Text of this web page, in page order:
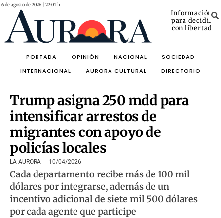
6 de agosto de 2026 | 22:01 h
Información
para decidir
con libertad
PORTADA OPINIÓN NACIONAL
SOCIEDAD
INTERNACIONAL
AURORA CULTURAL DIRECTORIO
Trump asigna 250 mdd para
intensificar arrestos de
migrantes con apoyo de
policías locales
LA AURORA 10/04/2026
Cada departamento recibe más de 100 mil
dólares por integrarse, además de un
incentivo adicional de siete mil 500 dólares
por cada agente que participe